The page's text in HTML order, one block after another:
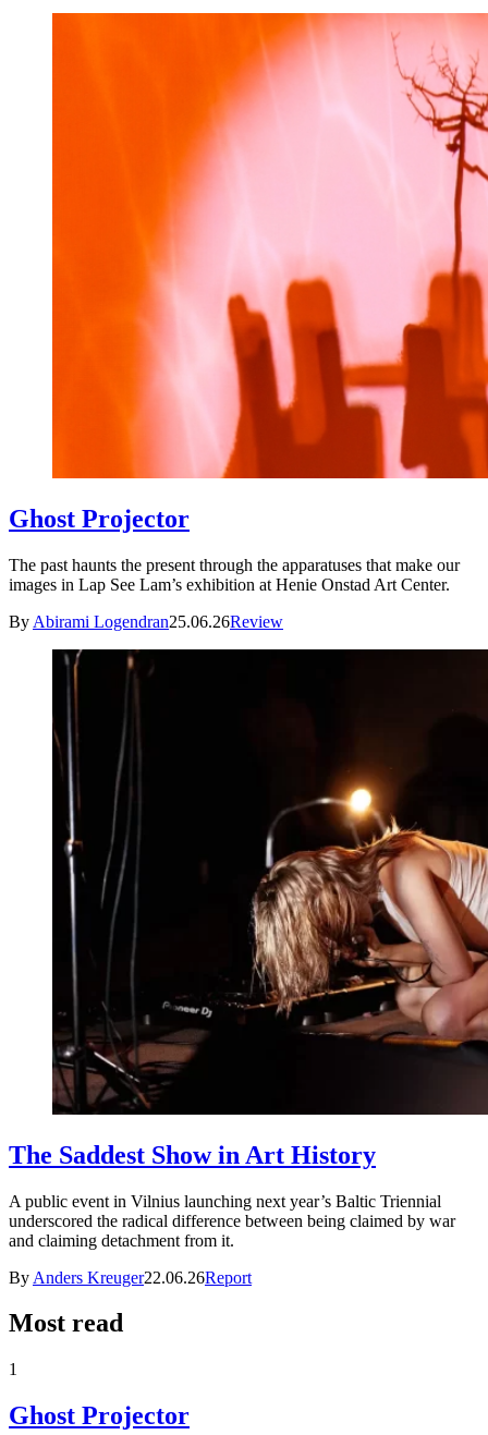
Ghost Projector
The past haunts the present through the apparatuses that make our
images in Lap See Lam’s exhibition at Henie Onstad Art Center.
By Abirami Logendran25.06.26Review
The Saddest Show in Art History
A public event in Vilnius launching next year’s Baltic Triennial
underscored the radical difference between being claimed by war
and claiming detachment from it.
By Anders Kreuger22.06.26Report
Most read
1
Ghost Projector